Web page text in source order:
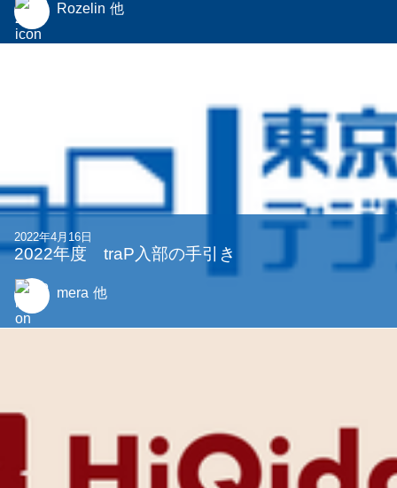
Rozelin 他
2022年4月16日
2022年度 traP入部の手引き
mera 他